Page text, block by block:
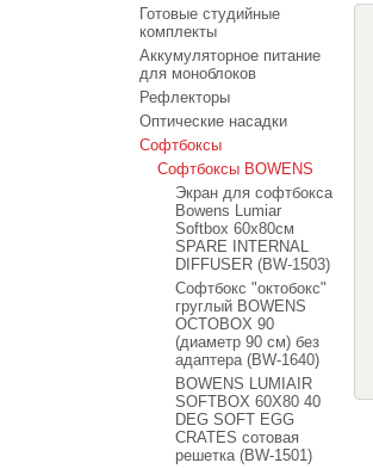
Готовые студийные
комплекты
Аккумуляторное питание
для моноблоков
Рефлекторы
Оптические насадки
Софтбоксы
Софтбоксы BOWENS
Экран для софтбокса
Bowens Lumiar
Softbox 60x80см
SPARE INTERNAL
DIFFUSER (BW-1503)
Софтбокс "октобокс"
груглый BOWENS
OCTOBOX 90
(диаметр 90 см) без
адаптера (BW-1640)
BOWENS LUMIAIR
SOFTBOX 60X80 40
DEG SOFT EGG
CRATES сотовая
решетка (BW-1501)